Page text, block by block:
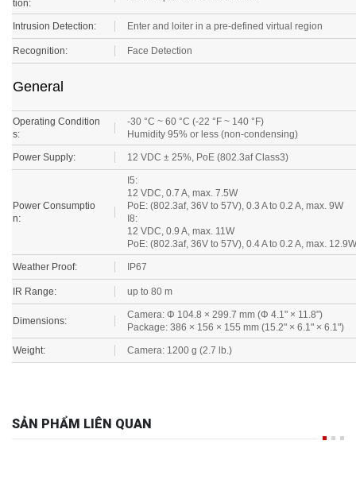
Intrusion Detection: Enter and loiter in a pre-defined virtual region
Recognition: Face Detection
Operating Condition
s:
-30 °C ~ 60 °C (-22 °F ~ 140 °F)
Humidity 95% or less (non-condensing)
Power Supply: 12 VDC ± 25%, PoE (802.3af Class3)
n:
I5:
12 VDC, 0.7 A, max. 7.5W
PoE: (802.3af, 36V to 57V), 0.3 A to 0.2 A, max. 9W
I8:
12 VDC, 0.9 A, max. 11W
PoE: (802.3af, 36V to 57V), 0.4 A to 0.2 A, max. 12.9W
Weather Proof: IP67
IR Range: up to 80 m
Camera: Φ 104.8 × 299.7 mm (Φ 4.1" × 11.8")
Package: 386 × 156 × 155 mm (15.2" × 6.1" × 6.1")
Weight: Camera: 1200 g (2.7 lb.)
SẢN PHẨM LIÊN QUAN